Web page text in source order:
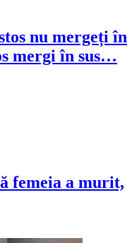
nu mergeți în
mergi în sus…
femeia a murit,